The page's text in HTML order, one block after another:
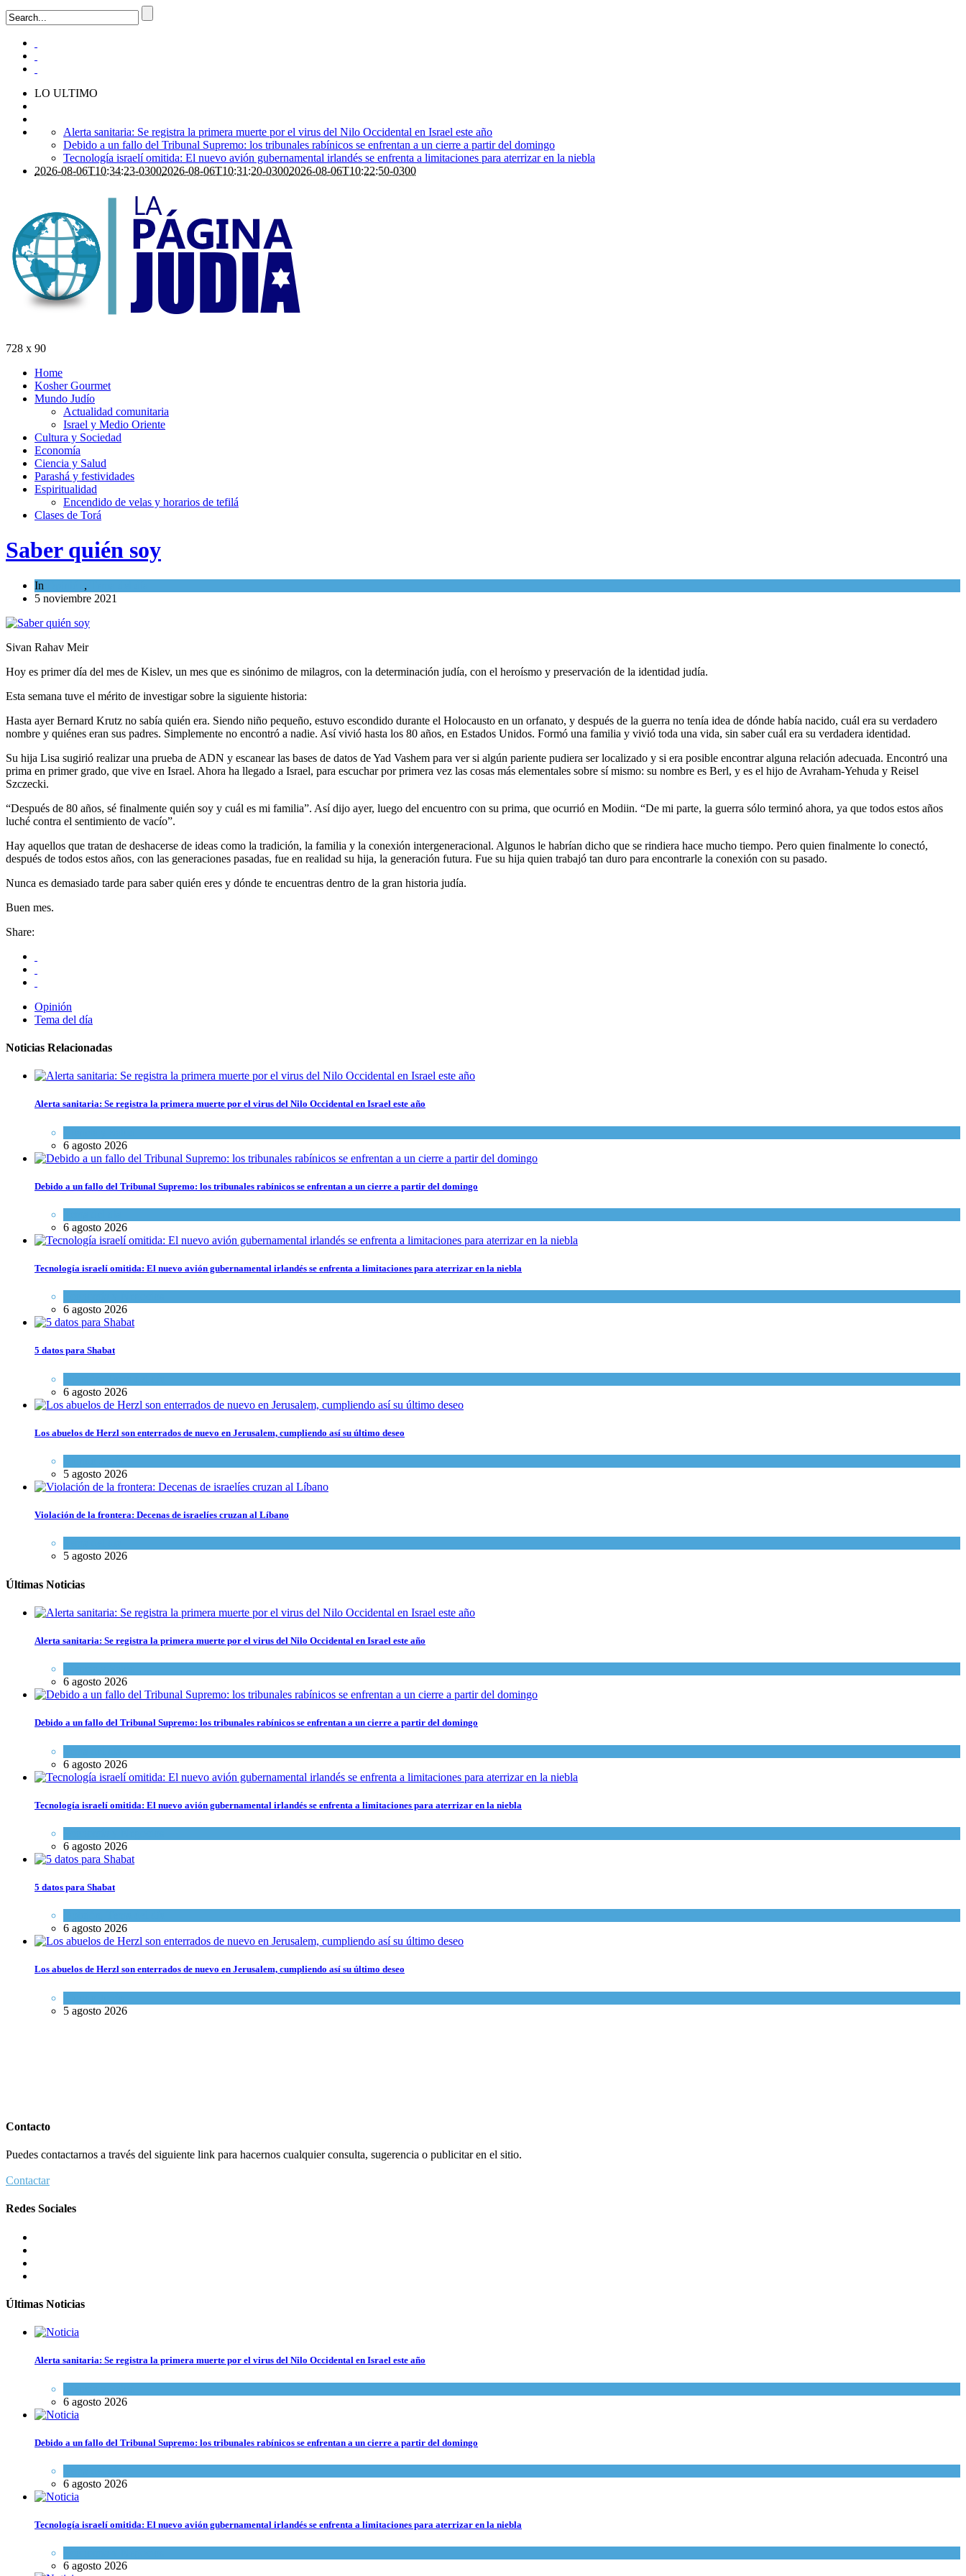
LO ULTIMO
Alerta sanitaria: Se registra la primera muerte por el virus del Nilo Occidental en Israel este año
Debido a un fallo del Tribunal Supremo: los tribunales rabínicos se enfrentan a un cierre a partir del domingo
Tecnología israelí omitida: El nuevo avión gubernamental irlandés se enfrenta a limitaciones para aterrizar en la niebla
2026-08-06T10:34:23-03002026-08-06T10:31:20-03002026-08-06T10:22:50-0300
728 x 90
Home
Kosher Gourmet
Mundo Judío
Actualidad comunitaria
Israel y Medio Oriente
Cultura y Sociedad
Economía
Ciencia y Salud
Parashá y festividades
Espiritualidad
Encendido de velas y horarios de tefilá
Clases de Torá
Saber quién soy
In ,
5 noviembre 2021
Sivan Rahav Meir
Hoy es primer día del mes de Kislev, un mes que es sinónimo de milagros, con la determinación judía, con el heroísmo y preservación de la identidad judía.
Esta semana tuve el mérito de investigar sobre la siguiente historia:
Hasta ayer Bernard Krutz no sabía quién era. Siendo niño pequeño, estuvo escondido durante el Holocausto en un orfanato, y después de la guerra no tenía idea de dónde había nacido, cuál era su verdadero
nombre y quiénes eran sus padres. Simplemente no encontró a nadie. Así vivió hasta los 80 años, en Estados Unidos. Formó una familia y vivió toda una vida, sin saber cuál era su verdadera identidad.
Su hija Lisa sugirió realizar una prueba de ADN y escanear las bases de datos de Yad Vashem para ver si algún pariente pudiera ser localizado y si era posible encontrar alguna relación adecuada. Encontró una
prima en primer grado, que vive en Israel. Ahora ha llegado a Israel, para escuchar por primera vez las cosas más elementales sobre sí mismo: su nombre es Berl, y es el hijo de Avraham-Yehuda y Reisel
Szczecki.
“Después de 80 años, sé finalmente quién soy y cuál es mi familia”. Así dijo ayer, luego del encuentro con su prima, que ocurrió en Modiin. “De mi parte, la guerra sólo terminó ahora, ya que todos estos años
luché contra el sentimiento de vacío”.
Hay aquellos que tratan de deshacerse de ideas como la tradición, la familia y la conexión intergeneracional. Algunos le habrían dicho que se rindiera hace mucho tiempo. Pero quien finalmente lo conectó,
después de todos estos años, con las generaciones pasadas, fue en realidad su hija, la generación futura. Fue su hija quien trabajó tan duro para encontrarle la conexión con su pasado.
Nunca es demasiado tarde para saber quién eres y dónde te encuentras dentro de la gran historia judía.
Buen mes.
Share:
Opinión
Tema del día
Noticias Relacionadas
Alerta sanitaria: Se registra la primera muerte por el virus del Nilo Occidental en Israel este año
6 agosto 2026
Debido a un fallo del Tribunal Supremo: los tribunales rabínicos se enfrentan a un cierre a partir del domingo
6 agosto 2026
Tecnología israelí omitida: El nuevo avión gubernamental irlandés se enfrenta a limitaciones para aterrizar en la niebla
6 agosto 2026
5 datos para Shabat
6 agosto 2026
Los abuelos de Herzl son enterrados de nuevo en Jerusalem, cumpliendo así su último deseo
5 agosto 2026
Violación de la frontera: Decenas de israelíes cruzan al Líbano
5 agosto 2026
Últimas Noticias
Alerta sanitaria: Se registra la primera muerte por el virus del Nilo Occidental en Israel este año
6 agosto 2026
Debido a un fallo del Tribunal Supremo: los tribunales rabínicos se enfrentan a un cierre a partir del domingo
6 agosto 2026
Tecnología israelí omitida: El nuevo avión gubernamental irlandés se enfrenta a limitaciones para aterrizar en la niebla
6 agosto 2026
5 datos para Shabat
6 agosto 2026
Los abuelos de Herzl son enterrados de nuevo en Jerusalem, cumpliendo así su último deseo
5 agosto 2026
Contacto
Puedes contactarnos a través del siguiente link para hacernos cualquier consulta, sugerencia o publicitar en el sitio.
Contactar
Redes Sociales
Últimas Noticias
Alerta sanitaria: Se registra la primera muerte por el virus del Nilo Occidental en Israel este año
6 agosto 2026
Debido a un fallo del Tribunal Supremo: los tribunales rabínicos se enfrentan a un cierre a partir del domingo
6 agosto 2026
Tecnología israelí omitida: El nuevo avión gubernamental irlandés se enfrenta a limitaciones para aterrizar en la niebla
6 agosto 2026